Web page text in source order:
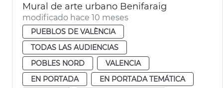
Mural de arte urbano Benifaraig
modificado hace 10 meses
PUEBLOS DE VALÈNCIA
TODAS LAS AUDIENCIAS
POBLES NORD
VALENCIA
EN PORTADA
EN PORTADA TEMÁTICA